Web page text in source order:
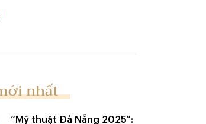
nhất
“Mỹ thuật Đà Nẵng 2025”: